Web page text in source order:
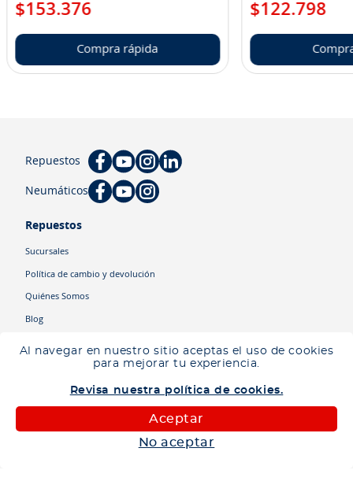
Al navegar en nuestro sitio aceptas el uso de cookies
para mejorar tu experiencia.
Revisa nuestra política de cookies.
Aceptar
No aceptar
Ingresa tu ubicación para ver los productos disponibles en tu zona
$153.376
Compra rápida
$122.798
Repuestos
Neumáticos
Repuestos
Sucursales
Política de cambio y devolución
Quiénes Somos
Blog